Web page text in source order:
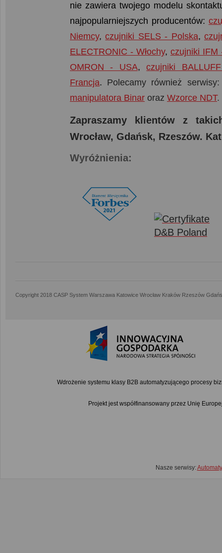
nie zawiera twojego modelu
najpopularniejszych producentów:
Niemcy,czujniki SELS - Polska,
ELECTRONIC - Włochy, czujniki IFM
OMRON - USA,czujniki
Francja. Polecamy również
manipulatora Binar oraz Wzorce NDT.
Zapraszamy klientów z
Wrocław, Gdańsk, Rzeszów.
Wyróżnienia:
Copyright 2018 CASP System Warszawa Katowice Wrocław Kraków Rzeszów
Wdrożenie systemu klasy B2B automatyzującego procesy
Projekt jest współfinansowany przez Unię
Nasze serwisy: